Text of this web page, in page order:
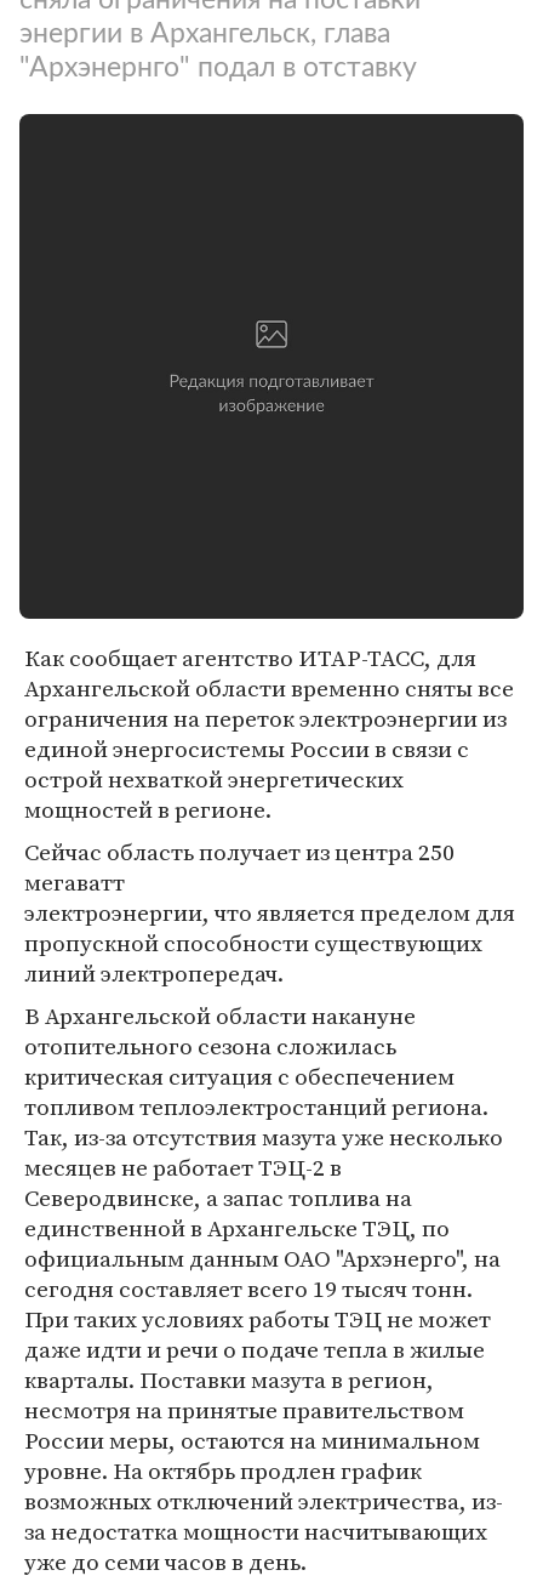
энергии в Архангельск, глава
"Архэнернго" подал в отставку
Как сообщает агентство ИТАР-ТАСС, для
Архангельской области временно сняты все
ограничения на переток электроэнергии из
единой энергосистемы России в связи с
острой нехваткой энергетических
мощностей в регионе.
Сейчас область получает из центра 250
мегаватт
электроэнергии, что является пределом для
пропускной способности существующих
линий электропередач.
В Архангельской области накануне
отопительного сезона сложилась
критическая ситуация с обеспечением
топливом теплоэлектростанций региона.
Так, из-за отсутствия мазута уже несколько
месяцев не работает ТЭЦ-2 в
Северодвинске, а запас топлива на
единственной в Архангельске ТЭЦ, по
официальным данным ОАО "Архэнерго", на
сегодня составляет всего 19 тысяч тонн.
При таких условиях работы ТЭЦ не может
даже идти и речи о подаче тепла в жилые
кварталы. Поставки мазута в регион,
несмотря на принятые правительством
России меры, остаются на минимальном
уровне. На октябрь продлен график
возможных отключений электричества, из-
за недостатка мощности насчитывающих
уже до семи часов в день.